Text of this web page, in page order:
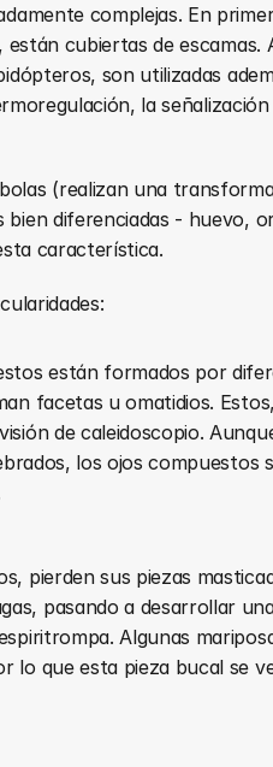
complejas. En
cubiertas de escamas.
son utilizadas
la
(realizan una
diferenciadas - huevo,
característica.
están formados por
facetas u omatidios.
de caleidoscopio.
los ojos compuestos
pierden sus piezas
pasando a desarrollar
Algunas
lo que esta pieza bucal se